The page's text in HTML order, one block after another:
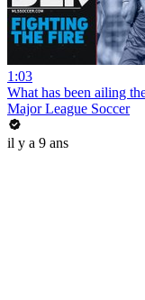
1:03
What has been ailing
Major League Soccer
il y a 9 ans